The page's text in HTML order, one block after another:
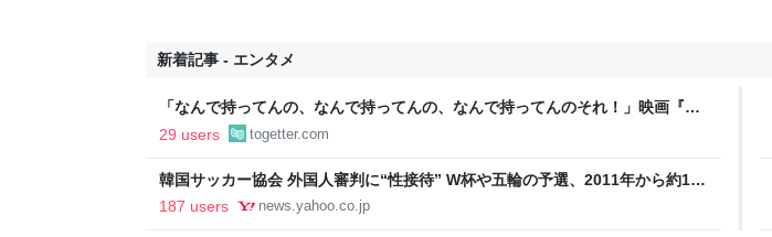
新着記事 - エンタメ
「なんで持ってんの、なんで持ってんの、なんで持ってんのそれ！」映画『ち
いかわ』入場者特典のボンボンドロップシールが配布期間前にフリマサイトで
29 users togetter.com
韓国サッカー協会 外国人審判に“性接待” W杯や五輪の予選、2011年から約1年
間で10人余に対し JNN報告書入手（TBS NEWS DIG Powered by JNN） -
187 users news.yahoo.co.jp